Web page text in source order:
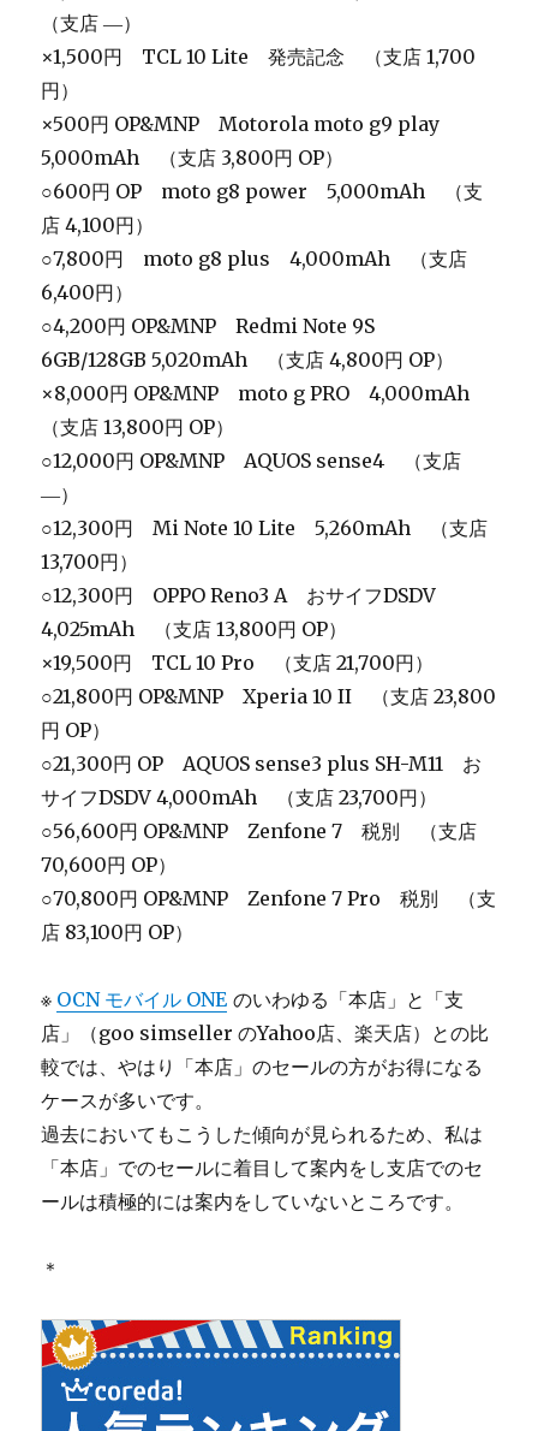
（支店 ―）
×1,500円 TCL 10 Lite 発売記念 （支店 1,700
円）
×500円 OP&MNP Motorola moto g9 play
5,000mAh （支店 3,800円 OP）
○600円 OP moto g8 power 5,000mAh （支
店 4,100円）
○7,800円 moto g8 plus 4,000mAh （支店
6,400円）
○4,200円 OP&MNP Redmi Note 9S
6GB/128GB 5,020mAh （支店 4,800円 OP）
×8,000円 OP&MNP moto g PRO 4,000mAh
（支店 13,800円 OP）
○12,000円 OP&MNP AQUOS sense4 （支店
―）
○12,300円 Mi Note 10 Lite 5,260mAh （支店
13,700円）
○12,300円 OPPO Reno3 A おサイフDSDV
4,025mAh （支店 13,800円 OP）
×19,500円 TCL 10 Pro （支店 21,700円）
○21,800円 OP&MNP Xperia 10 II （支店 23,800
円 OP）
○21,300円 OP AQUOS sense3 plus SH-M11 お
サイフDSDV 4,000mAh （支店 23,700円）
○56,600円 OP&MNP Zenfone 7 税別 （支店
70,600円 OP）
○70,800円 OP&MNP Zenfone 7 Pro 税別 （支
店 83,100円 OP）
※ OCN モバイル ONE のいわゆる「本店」と「支
店」（goo simseller のYahoo店、楽天店）との比
較では、やはり「本店」のセールの方がお得になる
ケースが多いです。
過去においてもこうした傾向が見られるため、私は
「本店」でのセールに着目して案内をし支店でのセ
ールは積極的には案内をしていないところです。
＊